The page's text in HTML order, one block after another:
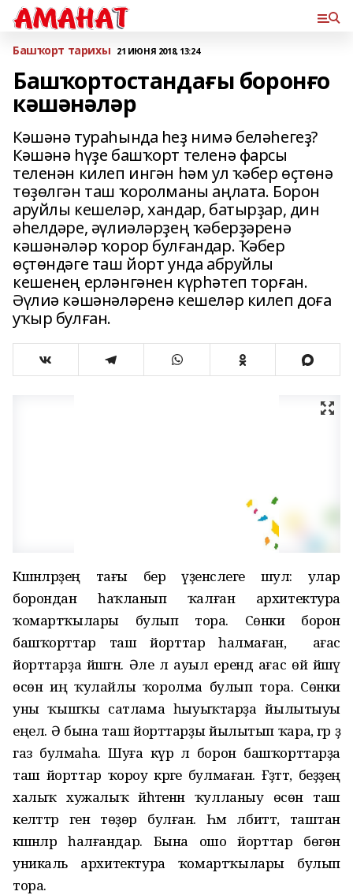
Башҡорт тарихы 21 ИЮНЯ 2018, 13:24
Башҡортостандағы боронғо
кәшәнәләр
Кәшәнә тураһында һеҙ нимә беләһегеҙ?
Кәшәнә һүҙе башҡорт теленә фарсы
теленән килеп ингән һәм ул ҡәбер өҫтөнә
төҙөлгән таш ҡоролманы аңлата. Борон
аруйлы кешеләр, хандар, батырҙар, дин
әһелдәре, әүлиәләрҙең ҡәберҙәренә
кәшәнәләр ҡорор булғандар. Ҡәбер
өҫтөндәге таш йорт унда абруйлы
кешенең ерләнгәнен күрһәтеп торған.
Әүлиә кәшәнәләренә кешеләр килеп доға
уҡыр булған.
Кәшәнәләрҙең тағы бер үҙенсәлеге шул: улар
борондан һаҡланып ҡалған архитектура
ҡомартҡылары булып тора. Сөнки борон
башҡорттар таш йорттар һалмаған, ә ағас
йорттарҙа йәшәгән. Әле лә ауыл ерендә ағас өй йәшәү
өсөн иң ҡулайлы ҡоролма булып тора. Сөнки
уны ҡышҡы сатлама һыуыҡтарҙа йылытыуы
еңел. Ә бына таш йорттарҙы йылытып ҡара, әгәр ҙә
газ булмаһа. Шуға күрә лә борон башҡорттарҙа
таш йорттар ҡороу кәрәге булмаған. Ғәҙәттә, беҙҙең
халыҡ хужалыҡ йәһәтенән ҡулланыу өсөн таш
келәттәр генә төҙөр булған. Һәм әлбиттә, таштан
кәшәнәләр һалғандар. Бына ошо йорттар бөгөн
уникаль архитектура ҡомартҡылары булып
тора.